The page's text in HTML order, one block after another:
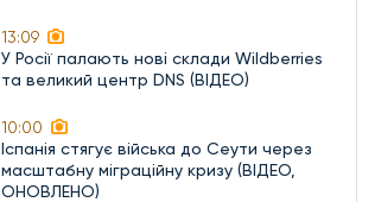
13:09
У Росії палають нові склади Wildberries
та великий центр DNS (ВІДЕО)
10:00
Іспанія стягує війська до Сеути через
масштабну міграційну кризу (ВІДЕО,
ОНОВЛЕНО)